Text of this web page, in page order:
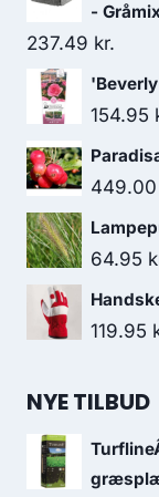
-
237.49 kr.
154.95
449.00
64.95
119.95
NYE TILBUD